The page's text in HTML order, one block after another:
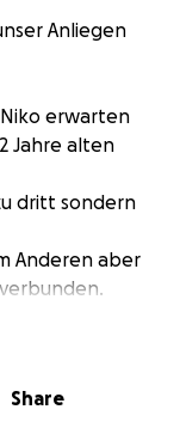
Anliegen
erwarten
Jahre alten
dritt sondern
Anderen aber
vor einigen
Share